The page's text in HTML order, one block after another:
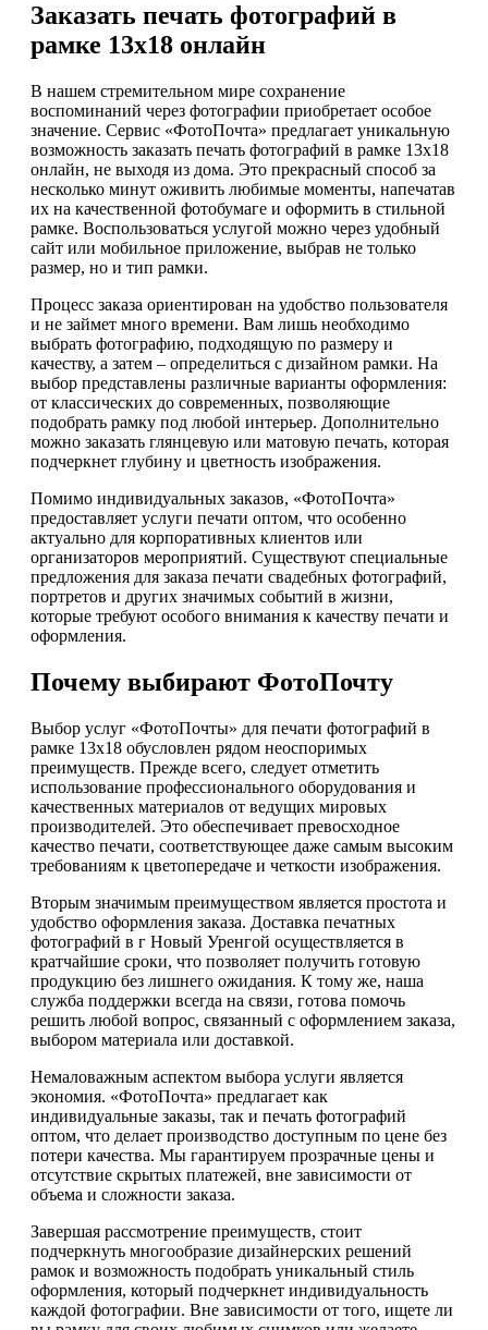
Заказать печать фотографий в
рамке 13х18 онлайн
В нашем стремительном мире сохранение
воспоминаний через фотографии приобретает особое
значение. Сервис «ФотоПочта» предлагает уникальную
возможность заказать печать фотографий в рамке 13х18
онлайн, не выходя из дома. Это прекрасный способ за
несколько минут оживить любимые моменты, напечатав
их на качественной фотобумаге и оформить в стильной
рамке. Воспользоваться услугой можно через удобный
сайт или мобильное приложение, выбрав не только
размер, но и тип рамки.
Процесс заказа ориентирован на удобство пользователя
и не займет много времени. Вам лишь необходимо
выбрать фотографию, подходящую по размеру и
качеству, а затем – определиться с дизайном рамки. На
выбор представлены различные варианты оформления:
от классических до современных, позволяющие
подобрать рамку под любой интерьер. Дополнительно
можно заказать глянцевую или матовую печать, которая
подчеркнет глубину и цветность изображения.
Помимо индивидуальных заказов, «ФотоПочта»
предоставляет услуги печати оптом, что особенно
актуально для корпоративных клиентов или
организаторов мероприятий. Существуют специальные
предложения для заказа печати свадебных фотографий,
портретов и других значимых событий в жизни,
которые требуют особого внимания к качеству печати и
оформления.
Почему выбирают ФотоПочту
Выбор услуг «ФотоПочты» для печати фотографий в
рамке 13х18 обусловлен рядом неоспоримых
преимуществ. Прежде всего, следует отметить
использование профессионального оборудования и
качественных материалов от ведущих мировых
производителей. Это обеспечивает превосходное
качество печати, соответствующее даже самым высоким
требованиям к цветопередаче и четкости изображения.
Вторым значимым преимуществом является простота и
удобство оформления заказа. Доставка печатных
фотографий в г Новый Уренгой осуществляется в
кратчайшие сроки, что позволяет получить готовую
продукцию без лишнего ожидания. К тому же, наша
служба поддержки всегда на связи, готова помочь
решить любой вопрос, связанный с оформлением заказа,
выбором материала или доставкой.
Немаловажным аспектом выбора услуги является
экономия. «ФотоПочта» предлагает как
индивидуальные заказы, так и печать фотографий
оптом, что делает производство доступным по цене без
потери качества. Мы гарантируем прозрачные цены и
отсутствие скрытых платежей, вне зависимости от
объема и сложности заказа.
Завершая рассмотрение преимуществ, стоит
подчеркнуть многообразие дизайнерских решений
рамок и возможность подобрать уникальный стиль
оформления, который подчеркнет индивидуальность
каждой фотографии. Вне зависимости от того, ищете ли